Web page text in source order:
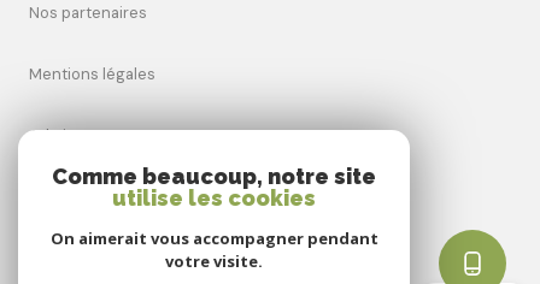
nos partenaires
mentions légales
admin
nos honoraires
Comme beaucoup, notre site
utilise les cookies
On aimerait vous accompagner pendant
votre visite.